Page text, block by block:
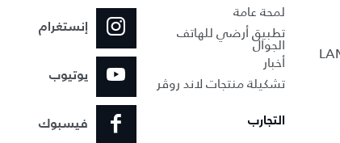
لمحة عامة
تطبيق أرضي للهاتف
الجوال
أخبار
تشكيلة منتجات لاند روڤر
التجارب
إنستغرام
يوتيوب
فيسبوك